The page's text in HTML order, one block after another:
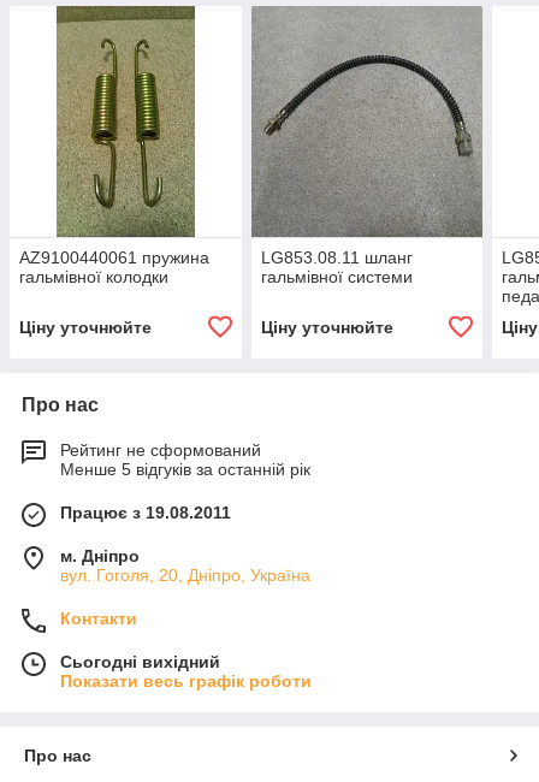
AZ9100440061 пружина
гальмівної колодки
Ціну уточнюйте
LG853.08.11 шланг
гальмівної системи
Ціну уточнюйте
Про нас
Рейтинг не сформований
Менше 5 відгуків за останній рік
Працює з 19.08.2011
м. Дніпро
вул. Гоголя, 20, Дніпро, Україна
Контакти
Сьогодні вихідний
Показати весь графік роботи
Про нас